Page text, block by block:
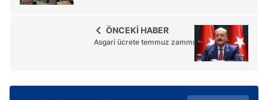
ÖNCEKİ HABER
Asgari ücrete temmuz zammı